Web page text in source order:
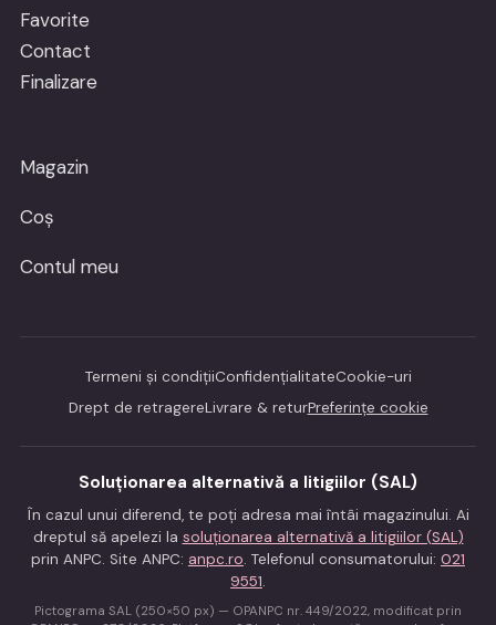
Favorite
Contact
Finalizare
Magazin
Coș
Contul meu
Termeni și condițiiConfidențialitateCookie-uri
Drept de retragereLivrare & returPreferințe cookie
Soluționarea alternativă a litigiilor (SAL)
În cazul unui diferend, te poți adresa mai întâi magazinului. Ai
dreptul să apelezi la soluționarea alternativă a litigiilor (SAL)
prin ANPC. Site ANPC: anpc.ro. Telefonul consumatorului: 021
9551.
Pictograma SAL (250×50 px) — OPANPC nr. 449/2022, modificat prin